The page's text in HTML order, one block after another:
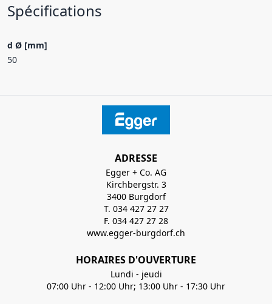
Spécifications
d Ø [mm]
50
ADRESSE
Egger + Co. AG
Kirchbergstr. 3
3400 Burgdorf
T. 034 427 27 27
F. 034 427 27 28
www.egger-burgdorf.ch
HORAIRES D'OUVERTURE
Lundi - jeudi
07:00 Uhr - 12:00 Uhr; 13:00 Uhr - 17:30 Uhr